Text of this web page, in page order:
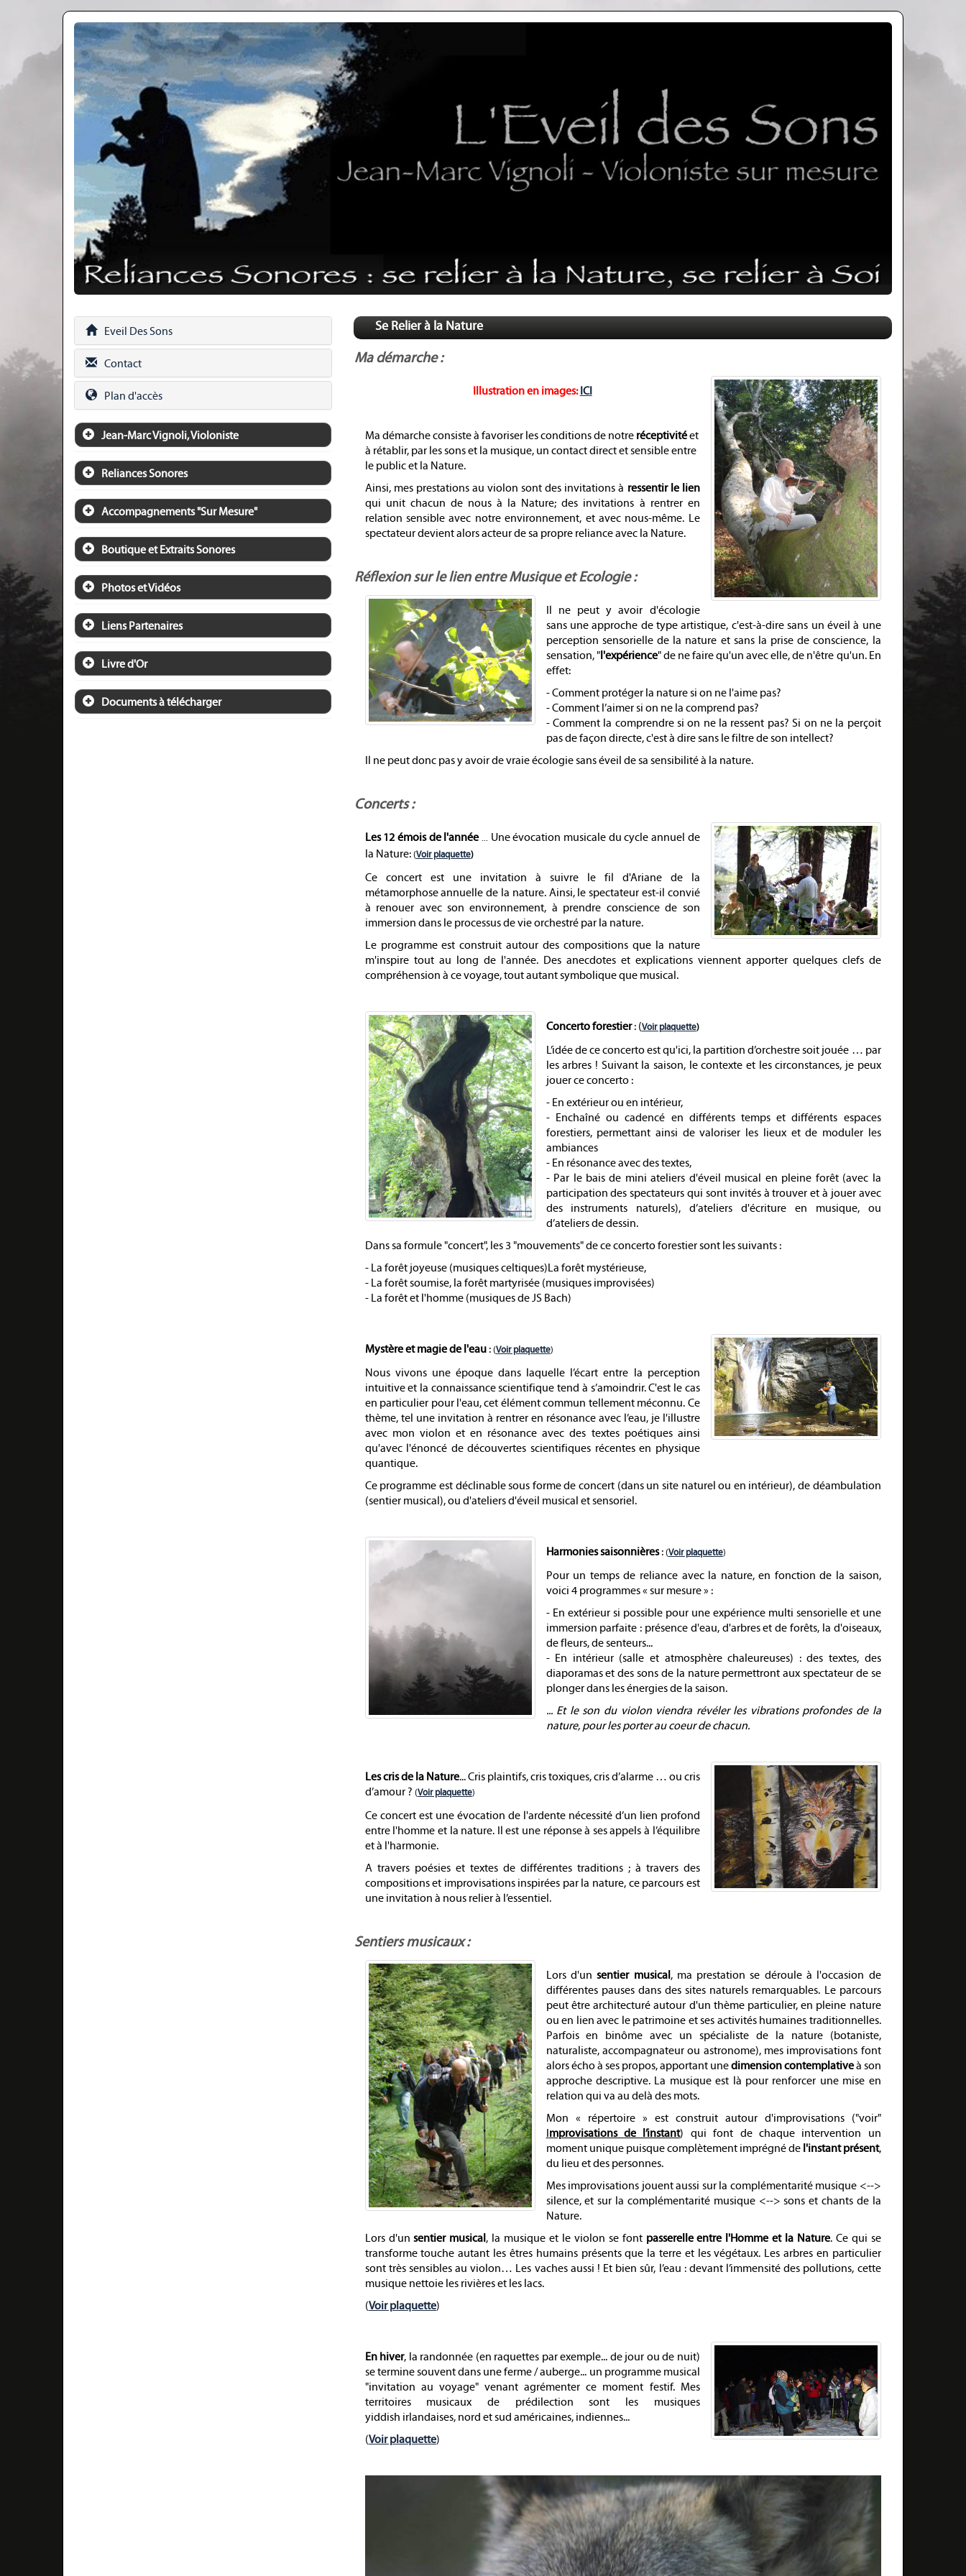
Eveil Des Sons
Contact
Plan d'accès
Jean-Marc Vignoli, Violoniste
Reliances Sonores
Accompagnements "Sur Mesure"
Boutique et Extraits Sonores
Photos et Vidéos
Liens Partenaires
Livre d'Or
Documents à télécharger
Se Relier à la Nature
Ma démarche :
Illustration en images:ICI
Ma démarche consiste à favoriser les conditions de notre réceptivitéet
à rétablir, par les sons et la musique, un contact direct et sensible entre
le public et la Nature.
Ainsi, mes prestations au violon sont des invitations à ressentir le lien
qui unit chacun de nous à la Nature; des invitations à rentrer en
relation sensible avec notre environnement, et avec nous-même. Le
spectateur devient alors acteur de sa propre reliance avec la Nature.
Réflexion sur le lien entre Musique et Ecologie :
Il ne peut y avoir d'écologie
sans une approche de type artistique, c'est-à-dire sans un éveil à une
perception sensorielle de la nature et sans la prise de conscience, la
sensation, "l'expérience" de ne faire qu'un avec elle, de n'être qu'un. En
effet:
- Comment protéger la nature si on ne l'aime pas?
- Comment l’aimer si on ne la comprend pas?
- Comment la comprendre si on ne la ressent pas? Si on ne la perçoit
pas de façon directe, c'est à dire sans le filtre de son intellect?
Il ne peut donc pas y avoir de vraie écologie sans éveil de sa sensibilité à la nature.
Concerts :
Les 12 émois de l'année ... Une évocation musicale du cycle annuel de
la Nature:(Voir plaquette)
Ce concert est une invitation à suivre le fil d'Ariane de la
métamorphose annuelle de la nature. Ainsi, le spectateur est-il convié
à renouer avec son environnement, à prendre conscience de son
immersion dans le processus de vie orchestré par la nature.
Le programme est construit autour des compositions que la nature
m'inspire tout au long de l'année. Des anecdotes et explications viennent apporter quelques clefs de
compréhension à ce voyage, tout autant symbolique que musical.
Concerto forestier: (Voir plaquette)
L’idée de ce concerto est qu'ici, la partition d’orchestre soit jouée … par
les arbres ! Suivant la saison, le contexte et les circonstances, je peux
jouer ce concerto :
- En extérieur ou en intérieur,
- Enchaîné ou cadencé en différents temps et différents espaces
forestiers, permettant ainsi de valoriser les lieux et de moduler les
ambiances
- En résonance avec des textes,
- Par le bais de mini ateliers d'éveil musical en pleine forêt (avec la
participation des spectateurs qui sont invités à trouver et à jouer avec
des instruments naturels), d’ateliers d'écriture en musique, ou
d’ateliers de dessin.
Dans sa formule "concert", les 3 "mouvements" de ce concerto forestier sont les suivants :
- La forêt joyeuse (musiques celtiques)La forêt mystérieuse,
- La forêt soumise, la forêt martyrisée (musiques improvisées)
- La forêt et l'homme (musiques de JS Bach)
Mystère et magie de l'eau :(Voir plaquette)
Nous vivons une époque dans laquelle l’écart entre la perception
intuitive et la connaissance scientifique tend à s’amoindrir. C'est le cas
en particulier pour l'eau, cet élément commun tellement méconnu. Ce
thème, tel une invitation à rentrer en résonance avec l’eau, je l'illustre
avec mon violon et en résonance avec des textes poétiques ainsi
qu'avec l'énoncé de découvertes scientifiques récentes en physique
quantique.
Ce programme est déclinable sous forme de concert (dans un site naturel ou en intérieur), de déambulation
(sentier musical), ou d'ateliers d'éveil musical et sensoriel.
Harmonies saisonnières :(Voir plaquette)
Pour un temps de reliance avec la nature, en fonction de la saison,
voici 4 programmes « sur mesure » :
- En extérieur si possible pour une expérience multi sensorielle et une
immersion parfaite : présence d'eau, d'arbres et de forêts, la d'oiseaux,
de fleurs, de senteurs...
- En intérieur (salle et atmosphère chaleureuses) : des textes, des
diaporamas et des sons de la nature permettront aux spectateur de se
plonger dans les énergies de la saison.
... Et le son du violon viendra révéler les vibrations profondes de la
nature, pour les porter au coeur de chacun.
Les cris de la Nature...Cris plaintifs, cris toxiques, cris d’alarme … ou cris
d’amour ? (Voir plaquette)
Ce concert est une évocation de l'ardente nécessité d’un lien profond
entre l'homme et la nature. Il est une réponse à ses appels à l’équilibre
et à l'harmonie.
A travers poésies et textes de différentes traditions ; à travers des
compositions et improvisations inspirées par la nature, ce parcours est
une invitation à nous relier à l’essentiel.
Sentiers musicaux :
Lors d'unsentier musical , ma prestation se déroule à l'occasion de
différentes pauses dans des sites naturels remarquables. Le parcours
peut être architecturé autour d'un thème particulier, en pleine nature
ou en lien avec le patrimoine et ses activités humaines traditionnelles.
Parfois en binôme avec un spécialiste de la nature (botaniste,
naturaliste, accompagnateur ou astronome), mes improvisations font
alors écho à ses propos, apportant unedimension contemplativeà son
approche descriptive. La musique est là pour renforcer une mise en
relation qui va au delà des mots.
Mon « répertoire » est construit autour d'improvisations ("voir"
Improvisations de l’instant) qui font de chaque intervention un
moment unique puisque complètement imprégné de l'instant présent,
du lieu et des personnes.
Mes improvisations jouent aussi sur la complémentarité musique <-->
silence, et sur la complémentarité musique <--> sons et chants de la
Nature.
Lors d'unsentier musical , la musique et le violon se font passerelle entre l'Homme et la Nature. Ce qui se
transforme touche autant les êtres humains présents que la terre et les végétaux. Les arbres en particulier
sont très sensibles au violon… Les vaches aussi ! Et bien sûr, l’eau : devant l’immensité des pollutions, cette
musique nettoie les rivières et les lacs.
(Voir plaquette)
En hiver, la randonnée (en raquettes par exemple... de jour ou de nuit)
se termine souvent dans une ferme / auberge... un programme musical
"invitation au voyage" venant agrémenter ce moment festif. Mes
territoires musicaux de prédilection sont les musiques
yiddish irlandaises, nord et sud américaines, indiennes...
(Voir plaquette)